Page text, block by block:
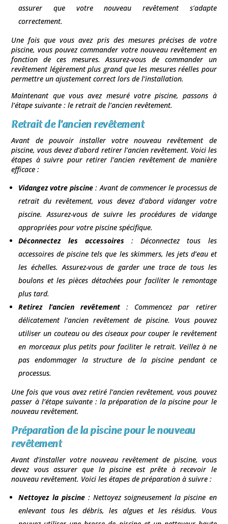
assurer que votre nouveau revêtement s’adapte
correctement.
Une fois que vous avez pris des mesures précises de votre
piscine, vous pouvez commander votre nouveau revêtement en
fonction de ces mesures. Assurez-vous de commander un
revêtement légèrement plus grand que les mesures réelles pour
permettre un ajustement correct lors de l’installation.
Maintenant que vous avez mesuré votre piscine, passons à
l’étape suivante : le retrait de l’ancien revêtement.
Retrait de l’ancien revêtement
Avant de pouvoir installer votre nouveau revêtement de
piscine, vous devez d’abord retirer l’ancien revêtement. Voici les
étapes à suivre pour retirer l’ancien revêtement de manière
efficace :
Vidangez votre piscine : Avant de commencer le processus de
retrait du revêtement, vous devez d’abord vidanger votre
piscine. Assurez-vous de suivre les procédures de vidange
appropriées pour votre piscine spécifique.
Déconnectez les accessoires
: Déconnectez tous les
accessoires de piscine tels que les skimmers, les jets d’eau et
les échelles. Assurez-vous de garder une trace de tous les
boulons et les pièces détachées pour faciliter le remontage
plus tard.
Retirez l’ancien revêtement
: Commencez par retirer
délicatement l’ancien revêtement de piscine. Vous pouvez
utiliser un couteau ou des ciseaux pour couper le revêtement
en morceaux plus petits pour faciliter le retrait. Veillez à ne
pas endommager la structure de la piscine pendant ce
processus.
Une fois que vous avez retiré l’ancien revêtement, vous pouvez
passer à l’étape suivante : la préparation de la piscine pour le
nouveau revêtement.
Préparation de la piscine pour le nouveau
revêtement
Avant d’installer votre nouveau revêtement de piscine, vous
devez vous assurer que la piscine est prête à recevoir le
nouveau revêtement. Voici les étapes de préparation à suivre :
Nettoyez la piscine : Nettoyez soigneusement la piscine en
enlevant tous les débris, les algues et les résidus. Vous